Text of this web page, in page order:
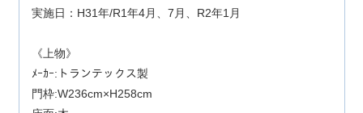
実施日：H31年/R1年4月、7月、R2年1月
《上物》
ﾒｰｶｰ:トランテックス製
門枠:W236cm×H258cm